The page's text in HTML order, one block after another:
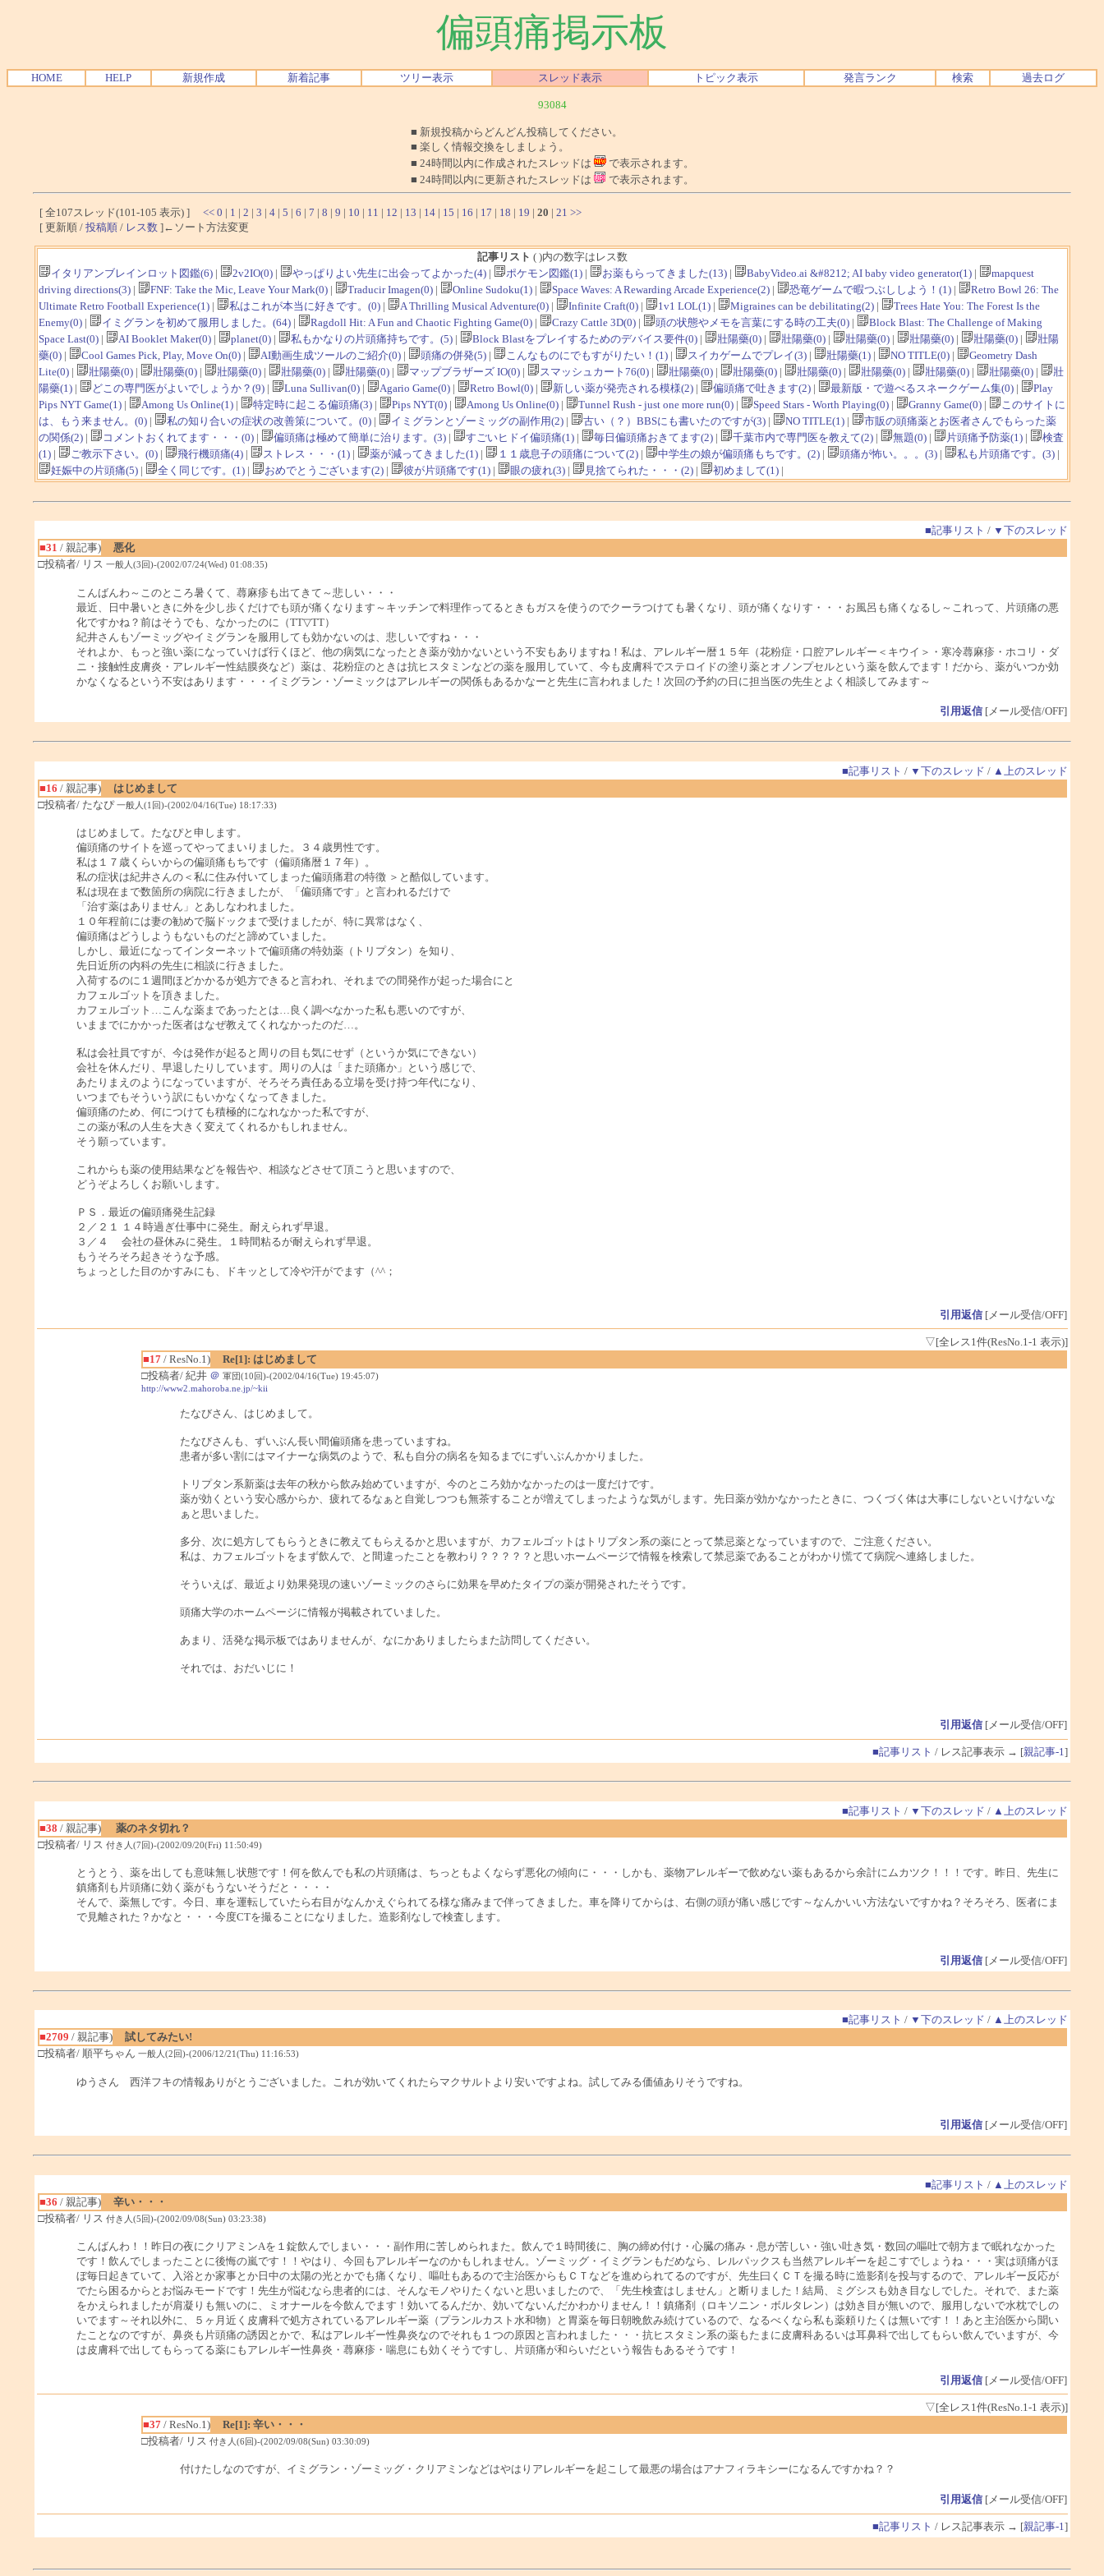
偏頭痛掲示板
HOME HELP 新規作成 新着記事 ツリー表示 スレッド表示 トピック表示 発言ランク 検索 過去ログ
93084
■ 新規投稿からどんどん投稿してください。
■ 楽しく情報交換をしましょう。
■ 24時間以内に作成されたスレッドは
で表示されます。
■ 24時間以内に更新されたスレッドは
で表示されます。
[ 全107スレッド(101-105 表示) ] << 0 | 1 | 2 | 3 | 4 | 5 | 6 | 7 | 8 | 9 | 10 | 11 | 12 | 13 | 14 | 15 | 16 | 17 | 18 | 19 | 20 | 21 >>
[ 更新順 / 投稿順 / レス数 ]←ソート方法変更
記事リスト ( )内の数字はレス数
イタリアンブレインロット図鑑(6)| 2v2IO(0)| やっぱりよい先生に出会ってよかった(4)| ポケモン図鑑(1)| お薬もらってきました(13)| BabyVideo.ai &#8212; AI baby video generator(1)|
mapquest
driving directions(3)| FNF: Take the Mic, Leave Your Mark(0)| Traducir Imagen(0)| Online Sudoku(1)| Space Waves: A Rewarding Arcade Experience(2)| 恐竜ゲームで暇つぶししよう！(1)|
Retro Bowl 26: The
Ultimate Retro Football Experience(1)| 私はこれが本当に好きです。(0)| A Thrilling Musical Adventure(0)| Infinite Craft(0)| 1v1 LOL(1)| Migraines can be debilitating(2)|
Trees Hate You: The Forest Is the
Enemy(0)| イミグランを初めて服用しました。(64)| Ragdoll Hit: A Fun and Chaotic Fighting Game(0)| Crazy Cattle 3D(0)| 頭の状態やメモを言葉にする時の工夫(0)|
Block Blast: The Challenge of Making
Space Last(0)| AI Booklet Maker(0)| planet(0)| 私もかなりの片頭痛持ちです。(5)| Block Blastをプレイするためのデバイス要件(0)| 壯陽藥(0)| 壯陽藥(0)| 壯陽藥(0)| 壯陽藥(0)| 壯陽藥(0)|
壯陽
藥(0)| Cool Games Pick, Play, Move On(0)| AI動画生成ツールのご紹介(0)| 頭痛の併発(5)| こんなものにでもすがりたい！(1)| スイカゲームでプレイ(3)| 壯陽藥(1)| NO TITLE(0)|
Geometry Dash
Lite(0)| 壯陽藥(0)| 壯陽藥(0)| 壯陽藥(0)| 壯陽藥(0)| 壯陽藥(0)| マップブラザーズ IO(0)| スマッシュカート76(0)| 壯陽藥(0)| 壯陽藥(0)| 壯陽藥(0)| 壯陽藥(0)| 壯陽藥(0)| 壯陽藥(0)|
壯
陽藥(1)| どこの専門医がよいでしょうか？(9)| Luna Sullivan(0)| Agario Game(0)| Retro Bowl(0)| 新しい薬が発売される模様(2)| 偏頭痛で吐きます(2)| 最新版・で遊べるスネークゲーム集(0)|
Play
Pips NYT Game(1)| Among Us Online(1)| 特定時に起こる偏頭痛(3)| Pips NYT(0)| Among Us Online(0)| Tunnel Rush - just one more run(0)| Speed Stars - Worth Playing(0)| Granny Game(0)|
このサイトに
は、もう来ません。(0)| 私の知り合いの症状の改善策について。(0)| イミグランとゾーミッグの副作用(2)| 古い（？）BBSにも書いたのですが(3)| NO TITLE(1)|
市販の頭痛薬とお医者さんでもらった薬
の関係(2)| コメントおくれてます・・・(0)| 偏頭痛は極めて簡単に治ります。(3)| すごいヒドイ偏頭痛(1)| 毎日偏頭痛おきてます(2)| 千葉市内で専門医を教えて(2)| 無題(0)| 片頭痛予防薬(1)|
検査
(1)| ご教示下さい。(0)| 飛行機頭痛(4)| ストレス・・・(1)| 薬が減ってきました(1)| １１歳息子の頭痛について(2)| 中学生の娘が偏頭痛もちです。(2)| 頭痛が怖い。。。(3)| 私も片頭痛です。(3)|
妊娠中の片頭痛(5)| 全く同じです。(1)| おめでとうございます(2)| 彼が片頭痛です(1)| 眼の疲れ(3)| 見捨てられた・・・(2)| 初めまして(1)|
■記事リスト / ▼下のスレッド
■31 / 親記事)
悪化
□投稿者/ リス 一般人(3回)-(2002/07/24(Wed) 01:08:35)
こんばんわ～このところ暑くて、蕁麻疹も出てきて～悲しい・・・
最近、日中暑いときに外を少し歩くだけでも頭が痛くなります～キッチンで料理作ってるときもガスを使うのでクーラつけても暑くなり、頭が痛くなりす・・・お風呂も痛くなるし～これって、片頭痛の悪
化ですかね？前はそうでも、なかったのに（TT▽TT）
紀井さんもゾーミッグやイミグランを服用しても効かないのは、悲しいですね・・・
それよか、もっと強い薬になっていけば行くほど、他の病気になったとき薬が効かないという不安もありますね！私は、アレルギー暦１５年（花粉症・口腔アレルギー＜キウイ＞・寒冷蕁麻疹・ホコリ・ダ
ニ・接触性皮膚炎・アレルギー性結膜炎など）薬は、花粉症のときは抗ヒスタミンなどの薬を服用していて、今も皮膚科でステロイドの塗り薬とオノンプセルという薬を飲んでます！だから、薬がいつか効
かなくなるという不安はあります・・・イミグラン・ゾーミックはアレルギーの関係もあるかなーと先生に言われました！次回の予約の日に担当医の先生とよく相談してみます～
引用返信[メール受信/OFF]
■記事リスト / ▼下のスレッド / ▲上のスレッド
■16 / 親記事)
はじめまして
□投稿者/ たなぴ一般人(1回)-(2002/04/16(Tue) 18:17:33)
はじめまして。たなぴと申します。
偏頭痛のサイトを巡ってやってまいりました。３４歳男性です。
私は１７歳くらいからの偏頭痛もちです（偏頭痛暦１７年）。
私の症状は紀井さんの＜私に住み付いてしまった偏頭痛君の特徴 ＞と酷似しています。
私は現在まで数箇所の病院に行きましたが、「偏頭痛です」と言われるだけで
「治す薬はありません」とあしなわれました。
１０年程前には妻の勧めで脳ドックまで受けましたが、特に異常はなく、
偏頭痛はどうしようもないものだと諦めていました。
しかし、最近になってインターネットで偏頭痛の特効薬（トリプタン）を知り、
先日近所の内科の先生に相談に行きました。
入荷するのに１週間ほどかかるが処方できると言われ、それまでの間発作が起った場合にと
カフェルゴットを頂きました。
カフェルゴット…こんな薬まであったとは…良く調べなかった私も悪いのですが、
いままでにかかった医者はなぜ教えてくれなかったのだ…。
私は会社員ですが、今は発作が起ると周りの目も気にせず（というか気にできない）
会社を休んだり、早退したりしています。周りの人は「また頭痛か」という感じで、
あたりまえのようになっていますが、そろそろ責任ある立場を受け持つ年代になり、
いつまでもそういう訳にもいかなくなってきました。
偏頭痛のため、何につけても積極的になれなかった私ですが、
この薬が私の人生を大きく変えてくれるかもしれません。
そう願っています。
これからも薬の使用結果などを報告や、相談などさせて頂こうと思いますので、
どうぞよろしくお願いします。
ＰＳ．最近の偏頭痛発生記録
２／２１ １４時過ぎ仕事中に発生。耐えられず早退。
３／４ 会社の昼休みに発生。１時間粘るが耐えられず早退。
もうそろそろ起きそうな予感。
ちょっとした目のかすみにも、ドキッとして冷や汗がでます（^^；
引用返信[メール受信/OFF]
▽[全レス1件(ResNo.1-1 表示)]
■17/ ResNo.1)
Re[1]: はじめまして
□投稿者/ 紀井 ＠ 軍団(10回)-(2002/04/16(Tue) 19:45:07)
http://www2.mahoroba.ne.jp/~kii
たなびさん、はじめまして。
たなびさんも、ずいぶん長い間偏頭痛を患っていますね。
患者が多い割にはマイナーな病気のようで、私も自分の病名を知るまでにずいぶんかかりました。
トリプタン系新薬は去年の秋から飲み始めていますが、今のところ効かなかったのは一度だけです。
薬が効くという安心感からか、疲れてるなぁと自覚しつつも無茶することが増えてしまったような気がします。先日薬が効かなかったときに、つくづく体は大事にしないといけないな
ぁと思いました。
多分、次に処方してもらうときに教えてもらえるかと思いますが、カフェルゴットはトリプタン系の薬にとって禁忌薬となっていますので、ご注意ください。
私は、カフェルゴットをまず飲んで、と間違ったことを教わり？？？？？と思いホームページで情報を検索して禁忌薬であることがわかり慌てて病院へ連絡しました。
そういえば、最近より効果発現の速いゾーミックのさらに効果を早めたタイプの薬が開発されたそうです。
頭痛大学のホームページに情報が掲載されていました。
あまり、活発な掲示板ではありませんが、なにかありましたらまた訪問してください。
それでは、おだいじに！
引用返信[メール受信/OFF]
■記事リスト / レス記事表示 → [親記事-1]
■記事リスト / ▼下のスレッド / ▲上のスレッド
■38 / 親記事)
薬のネタ切れ？
□投稿者/ リス 付き人(7回)-(2002/09/20(Fri) 11:50:49)
とうとう、薬を出しても意味無し状態です！何を飲んでも私の片頭痛は、ちっともよくならず悪化の傾向に・・・しかも、薬物アレルギーで飲めない薬もあるから余計にムカツク！！！です。昨日、先生に
鎮痛剤も片頭痛に効く薬がもうないそうだと・・・・
そんで、薬無しです。今日、車を運転していたら右目がなんかえぐられてる様な痛みまで伴ってきました。車を降りてからは、右側の頭が痛い感じです～なんかいい方法ないですかね？そろそろ、医者にま
で見離された？かなと・・・今度CTを撮ることになりました。造影剤なしで検査します。
引用返信[メール受信/OFF]
■記事リスト / ▼下のスレッド / ▲上のスレッド
■2709 / 親記事)
試してみたい!
□投稿者/ 順平ちゃん 一般人(2回)-(2006/12/21(Thu) 11:16:53)
ゆうさん 西洋フキの情報ありがとうございました。これが効いてくれたらマクサルトより安いですよね。試してみる価値ありそうですね。
引用返信[メール受信/OFF]
■記事リスト / ▲上のスレッド
■36 / 親記事)
辛い・・・
□投稿者/ リス 付き人(5回)-(2002/09/08(Sun) 03:23:38)
こんばんわ！！昨日の夜にクリアミンAを１錠飲んでしまい・・・副作用に苦しめられまた。飲んで１時間後に、胸の締め付け・心臓の痛み・息が苦しい・強い吐き気・数回の嘔吐で朝方まで眠れなかった
です！飲んでしまったことに後悔の嵐です！！やはり、今回もアレルギーなのかもしれません。ゾーミッグ・イミグランもだめなら、レルパックスも当然アレルギーを起こすでしょうね・・・実は頭痛がほ
ぼ毎日起きていて、入浴とか家事とか日中の太陽の光とかでも痛くなり、嘔吐もあるので主治医からもＣＴなどを進められてるのですが、先生曰くＣＴを撮る時に造影剤を投与するので、アレルギー反応が
でたら困るからとお悩みモードです！先生が悩むなら患者的には、そんなモノやりたくないと思いましたので、「先生検査はしません」と断りました！結局、ミグシスも効き目なしでした。それで、また薬
をかえられましたが肩凝りも無いのに、ミオナールを今飲んでます！効いてるんだか、効いてないんだかわかりません！！鎮痛剤（ロキソニン・ボルタレン）は効き目が無いので、服用しないで水枕でしの
いでます～それ以外に、５ヶ月近く皮膚科で処方されているアレルギー薬（プランルカスト水和物）と胃薬を毎日朝晩飲み続けているので、なるべくなら私も薬頼りたくは無いです！！あと主治医から聞い
たことなのですが、鼻炎も片頭痛の誘因とかで、私はアレルギー性鼻炎なのでそれも１つの原因と言われました・・・抗ヒスタミン系の薬もたまに皮膚科あるいは耳鼻科で出してもらい飲んでいますが、今
は皮膚科で出してもらってる薬にもアレルギー性鼻炎・蕁麻疹・喘息にも効くそうですし、片頭痛が和らいだという報告もあるそうです！
引用返信[メール受信/OFF]
▽[全レス1件(ResNo.1-1 表示)]
■37/ ResNo.1)
Re[1]: 辛い・・・
□投稿者/ リス 付き人(6回)-(2002/09/08(Sun) 03:30:09)
付けたしなのですが、イミグラン・ゾーミッグ・クリアミンなどはやはりアレルギーを起こして最悪の場合はアナフィラキシーになるんですかね？？
引用返信[メール受信/OFF]
■記事リスト / レス記事表示 → [親記事-1]